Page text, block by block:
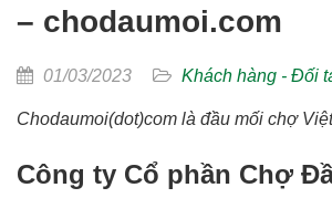
– chodaumoi.com
01/03/2023 Khách hàng - Đối
Chodaumoi(dot)com là đầu mối chợ
Công ty Cổ phần Chợ